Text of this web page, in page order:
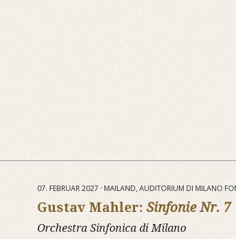
07. FEBRUAR 2027 · MAILAND, AUDITORIUM DI MILANO
Gustav Mahler: Sinfonie Nr. 7
Orchestra Sinfonica di Milano